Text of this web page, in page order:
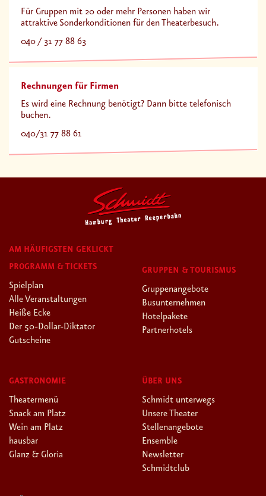
Für Gruppen mit 20 oder mehr Personen haben wir
attraktive Sonderkonditionen für den Theaterbesuch.
040 / 31 77 88 63
Rechnungen für Firmen
Es wird eine Rechnung benötigt? Dann bitte telefonisch
buchen.
040/31 77 88 61
AM HÄUFIGSTEN GEKLICKT
PROGRAMM & TICKETS
Spielplan
Alle Veranstaltungen
Heiße Ecke
Der 50-Dollar-Diktator
Gutscheine
GRUPPEN & TOURISMUS
Gruppenangebote
Busunternehmen
Hotelpakete
Partnerhotels
GASTRONOMIE
Theatermenü
Snack am Platz
Wein am Platz
hausbar
Glanz & Gloria
ÜBER UNS
Schmidt unterwegs
Unsere Theater
Stellenangebote
Ensemble
Newsletter
Schmidtclub